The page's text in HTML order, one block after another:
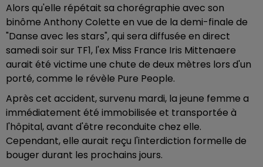
Alors qu'elle répétait sa chorégraphie avec son
binôme Anthony Colette en vue de la demi-finale de
"Danse avec les stars", qui sera diffusée en direct
samedi soir sur TF1, l'ex Miss France Iris Mittenaere
aurait été victime une chute de deux mètres lors d'un
porté, comme le révèle Pure People.
Après cet accident, survenu mardi, la jeune femme a
immédiatement été immobilisée et transportée à
l'hôpital, avant d'être reconduite chez elle.
Cependant, elle aurait reçu l'interdiction formelle de
bouger durant les prochains jours.